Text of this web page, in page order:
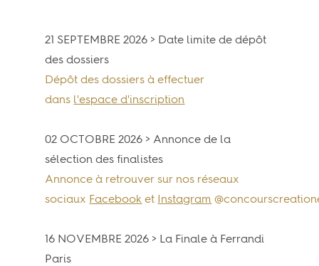
21 SEPTEMBRE 2026 > Date limite de dépôt
des dossiers
Dépôt des dossiers à effectuer
dans l'espace d'inscription
02 OCTOBRE 2026 > Annonce de la
sélection des finalistes
Annonce à retrouver sur nos réseaux
sociaux Facebook et Instagram
16 NOVEMBRE 2026 > La Finale à Ferrandi
Paris